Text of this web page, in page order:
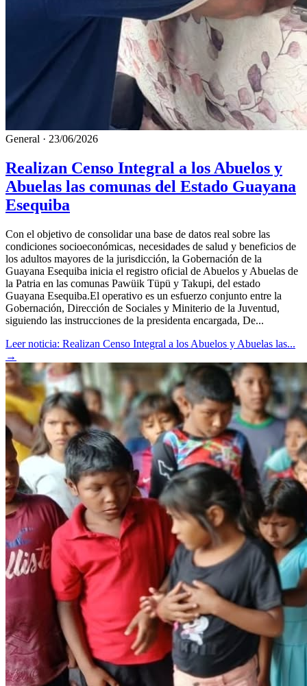
General · 23/06/2026
Realizan Censo Integral a los Abuelos y
Abuelas las comunas del Estado Guayana
Esequiba
Con el objetivo de consolidar una base de datos real sobre las
condiciones socioeconómicas, necesidades de salud y beneficios de
los adultos mayores de la jurisdicción, la Gobernación de la
Guayana Esequiba inicia el registro oficial de Abuelos y Abuelas de
la Patria en las comunas Pawüik Tüpü y Takupi, del estado
Guayana Esequiba.El operativo es un esfuerzo conjunto entre la
Gobernación, Dirección de Sociales y Miniterio de la Juventud,
siguiendo las instrucciones de la presidenta encargada, De...
Leer noticia: Realizan Censo Integral a los Abuelos y Abuelas las...
→